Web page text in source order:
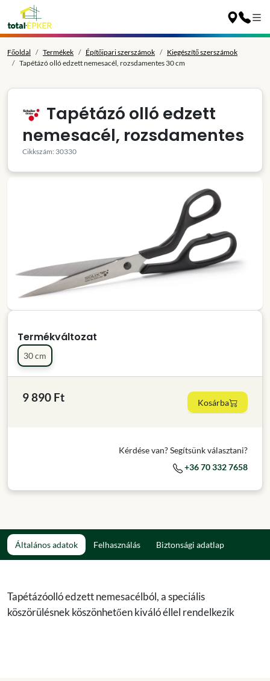
Főoldal Termékek Építőipari szerszámok
Kiegészítő szerszámok
Tapétázó olló edzett nemesacél, rozsdamentes 30 cm
Tapétázó olló edzett
nemesacél, rozsdamentes
Cikkszám: 30330
Termékváltozat
30 cm
9 890 Ft Kosárba
Kérdése van? Segítsünk választani?
+36 70 332 7658
Általános adatok Felhasználás Biztonsági adatlap
Tapétázóolló edzett nemesacélból, a speciális
köszörülésnek köszönhetően kiváló éllel rendelkezik